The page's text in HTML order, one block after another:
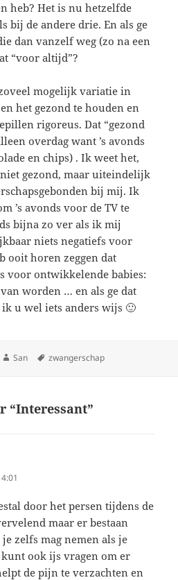
heb? Het is nu hetzelfde
bij de andere drie. En als ge
dan vanzelf weg (zo na een
“voor altijd”?
mogelijk variatie in
het gezond te houden en
rigoreus. Dat “gezond
overdag want ’s avonds
en chips) . Ik weet het,
gezond, maar uiteindelijk
bij mij. Ik
’s avonds voor de TV te
bijna zo ver als ik mij
niets negatiefs voor
ooit horen zeggen dat
voor ontwikkelende babies:
worden … en als ge dat
u wel iets anders wijs 🙂
Auteur
San Tags
zwangerschap
“Interessant”
door het persen tijdens de
maar er bestaan
zelfs mag nemen als je
kunt ook ijs vragen om er
de pijn te verzachten en